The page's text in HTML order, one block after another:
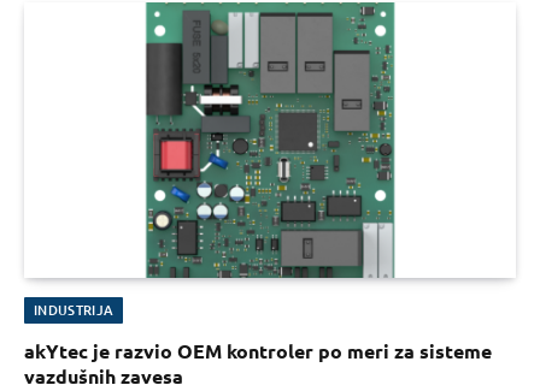
INDUSTRIJA
akYtec je razvio OEM kontroler po meri za sisteme
vazdušnih zavesa